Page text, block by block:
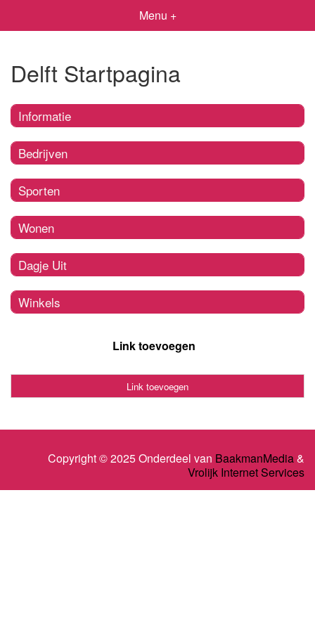
Menu +
Delft Startpagina
Informatie
Bedrijven
Sporten
Wonen
Dagje Uit
Winkels
Link toevoegen
Link toevoegen
Copyright © 2025 Onderdeel van BaakmanMedia&
Vrolijk Internet Services